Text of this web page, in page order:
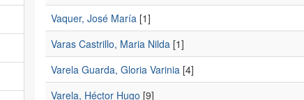
Vaquer, José María[1]
Varas Castrillo, Maria Nilda[1]
Varela Guarda, Gloria Varinia[4]
Varela, Héctor Hugo [9]